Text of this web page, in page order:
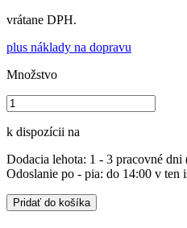
vrátane DPH.
plus náklady na dopravu
Množstvo
k dispozícii na
Dodacia lehota: 1 - 3 pracovné
Odoslanie po - pia: do 14:00 v ten
Pridať do košíka